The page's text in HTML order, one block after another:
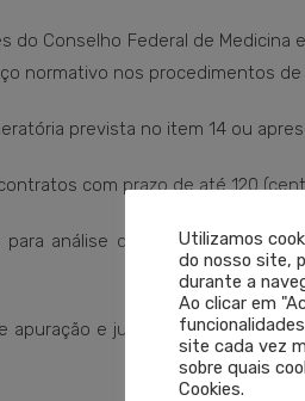
Conselho Federal de Medicina
normativo nos procedimentos de
prevista no item 14 ou
com prazo de até 120
análise de exceções
apuração e julgamento de
Utilizamos
do nosso site,
durante a
Ao clicar em
site cada vez
sobre quais
Cookies.